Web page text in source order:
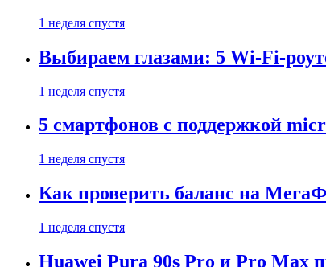
1 неделя спустя
Выбираем глазами: 5 Wi-Fi-
1 неделя спустя
5 смартфонов с поддержкой
1 неделя спустя
Как проверить баланс на
1 неделя спустя
Huawei Pura 90s Pro и Pro Max